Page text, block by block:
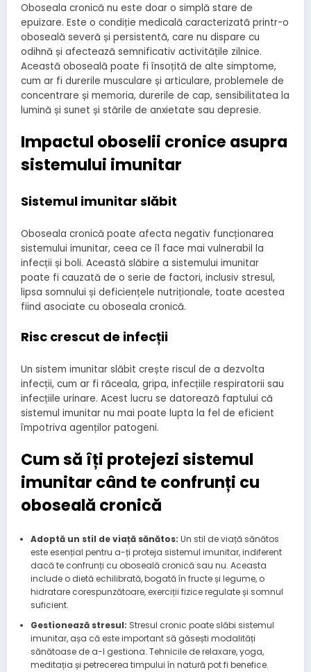
Oboseala cronică nu este doar o simplă stare de
epuizare. Este o condiție medicală caracterizată printr-o
oboseală severă și persistentă, care nu dispare cu
odihnă și afectează semnificativ activitățile zilnice.
Această oboseală poate fi însoțită de alte simptome,
cum ar fi durerile musculare și articulare, problemele de
concentrare și memoria, durerile de cap, sensibilitatea la
lumină și sunet și stările de anxietate sau depresie.
Impactul oboselii cronice asupra
sistemului imunitar
Sistemul imunitar slăbit
Oboseala cronică poate afecta negativ funcționarea
sistemului imunitar, ceea ce îl face mai vulnerabil la
infecții și boli. Această slăbire a sistemului imunitar
poate fi cauzată de o serie de factori, inclusiv stresul,
lipsa somnului și deficiențele nutriționale, toate acestea
fiind asociate cu oboseala cronică.
Risc crescut de infecții
Un sistem imunitar slăbit crește riscul de a dezvolta
infecții, cum ar fi răceala, gripa, infecțiile respiratorii sau
infecțiile urinare. Acest lucru se datorează faptului că
sistemul imunitar nu mai poate lupta la fel de eficient
împotriva agenților patogeni.
Cum să îți protejezi sistemul
imunitar când te confrunți cu
oboseală cronică
Adoptă un stil de viață sănătos: Un stil de viață sănătos
este esențial pentru a-ți proteja sistemul imunitar, indiferent
dacă te confrunți cu oboseală cronică sau nu. Aceasta
include o dietă echilibrată, bogată în fructe și legume, o
hidratare corespunzătoare, exerciții fizice regulate și somnul
suficient.
Gestionează stresul: Stresul cronic poate slăbi sistemul
imunitar, așa că este important să găsești modalități
sănătoase de a-l gestiona. Tehnicile de relaxare, yoga,
meditația și petrecerea timpului în natură pot fi benefice.